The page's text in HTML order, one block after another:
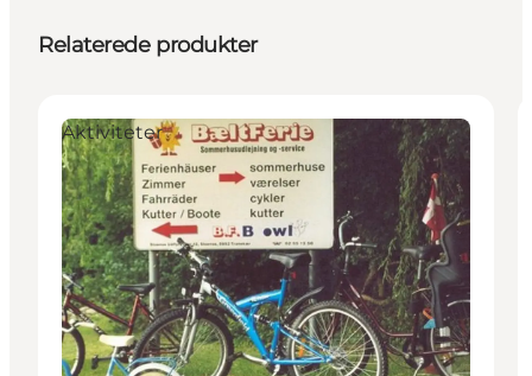
Relaterede produkter
Aktiviteter